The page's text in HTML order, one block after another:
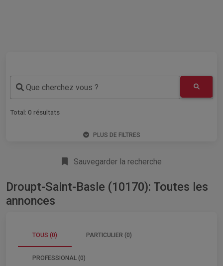
Que cherchez vous ?
Total: 0 résultats
PLUS DE FILTRES
Sauvegarder la recherche
Droupt-Saint-Basle (10170): Toutes les
annonces
TOUS (0) PARTICULIER (0)
PROFESSIONAL (0)